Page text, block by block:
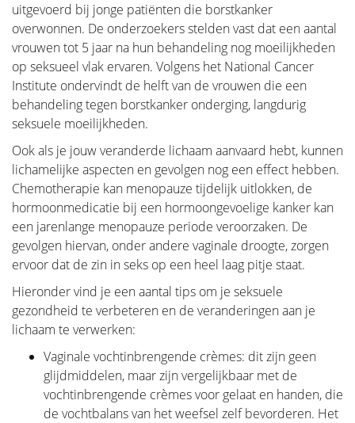
uitgevoerd bij jonge patiënten die borstkanker
overwonnen. De onderzoekers stelden vast dat een aantal
vrouwen tot 5 jaar na hun behandeling nog moeilijkheden
op seksueel vlak ervaren. Volgens het National Cancer
Institute ondervindt de helft van de vrouwen die een
behandeling tegen borstkanker onderging, langdurig
seksuele moeilijkheden.
Ook als je jouw veranderde lichaam aanvaard hebt, kunnen
lichamelijke aspecten en gevolgen nog een effect hebben.
Chemotherapie kan menopauze tijdelijk uitlokken, de
hormoonmedicatie bij een hormoongevoelige kanker kan
een jarenlange menopauze periode veroorzaken. De
gevolgen hiervan, onder andere vaginale droogte, zorgen
ervoor dat de zin in seks op een heel laag pitje staat.
Hieronder vind je een aantal tips om je seksuele
gezondheid te verbeteren en de veranderingen aan je
lichaam te verwerken:
Vaginale vochtinbrengende crèmes: dit zijn geen
glijdmiddelen, maar zijn vergelijkbaar met de
vochtinbrengende crèmes voor gelaat en handen, die
de vochtbalans van het weefsel zelf bevorderen. Het